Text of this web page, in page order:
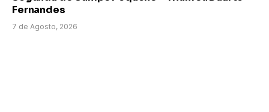
Fernandes
7 de Agosto, 2026